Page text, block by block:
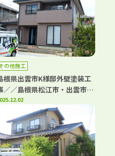
の他施工
根県出雲市K様邸外壁塗装工
／／島根県松江市・出雲市・
田市・雲南市・鳥取県米子
・境港市の「きじま塗装」